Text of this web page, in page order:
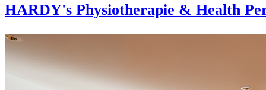
HARDY's Physiotherapie & Health